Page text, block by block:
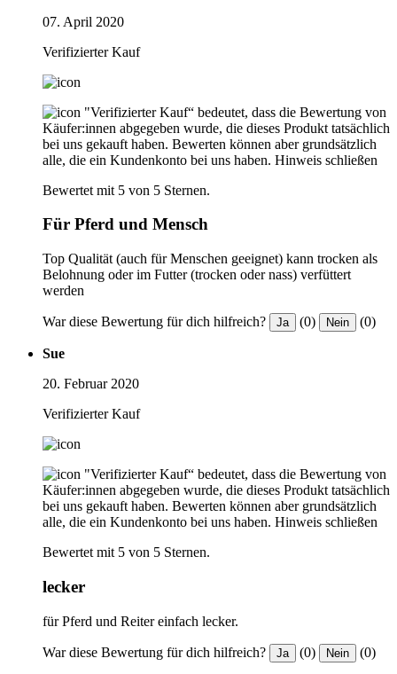
07. April 2020
Verifizierter Kauf
"Verifizierter Kauf“ bedeutet, dass die Bewertung von
Käufer:innen abgegeben wurde, die dieses Produkt tatsächlich
bei uns gekauft haben. Bewerten können aber grundsätzlich
alle, die ein Kundenkonto bei uns haben. Hinweis schließen
Bewertet mit 5 von 5 Sternen.
Für Pferd und Mensch
Top Qualität (auch für Menschen geeignet) kann trocken als
Belohnung oder im Futter (trocken oder nass) verfüttert
werden
War diese Bewertung für dich hilfreich? Ja (0) Nein (0)
Sue
20. Februar 2020
Verifizierter Kauf
"Verifizierter Kauf“ bedeutet, dass die Bewertung von
Käufer:innen abgegeben wurde, die dieses Produkt tatsächlich
bei uns gekauft haben. Bewerten können aber grundsätzlich
alle, die ein Kundenkonto bei uns haben. Hinweis schließen
Bewertet mit 5 von 5 Sternen.
lecker
für Pferd und Reiter einfach lecker.
War diese Bewertung für dich hilfreich? Ja (0) Nein (0)